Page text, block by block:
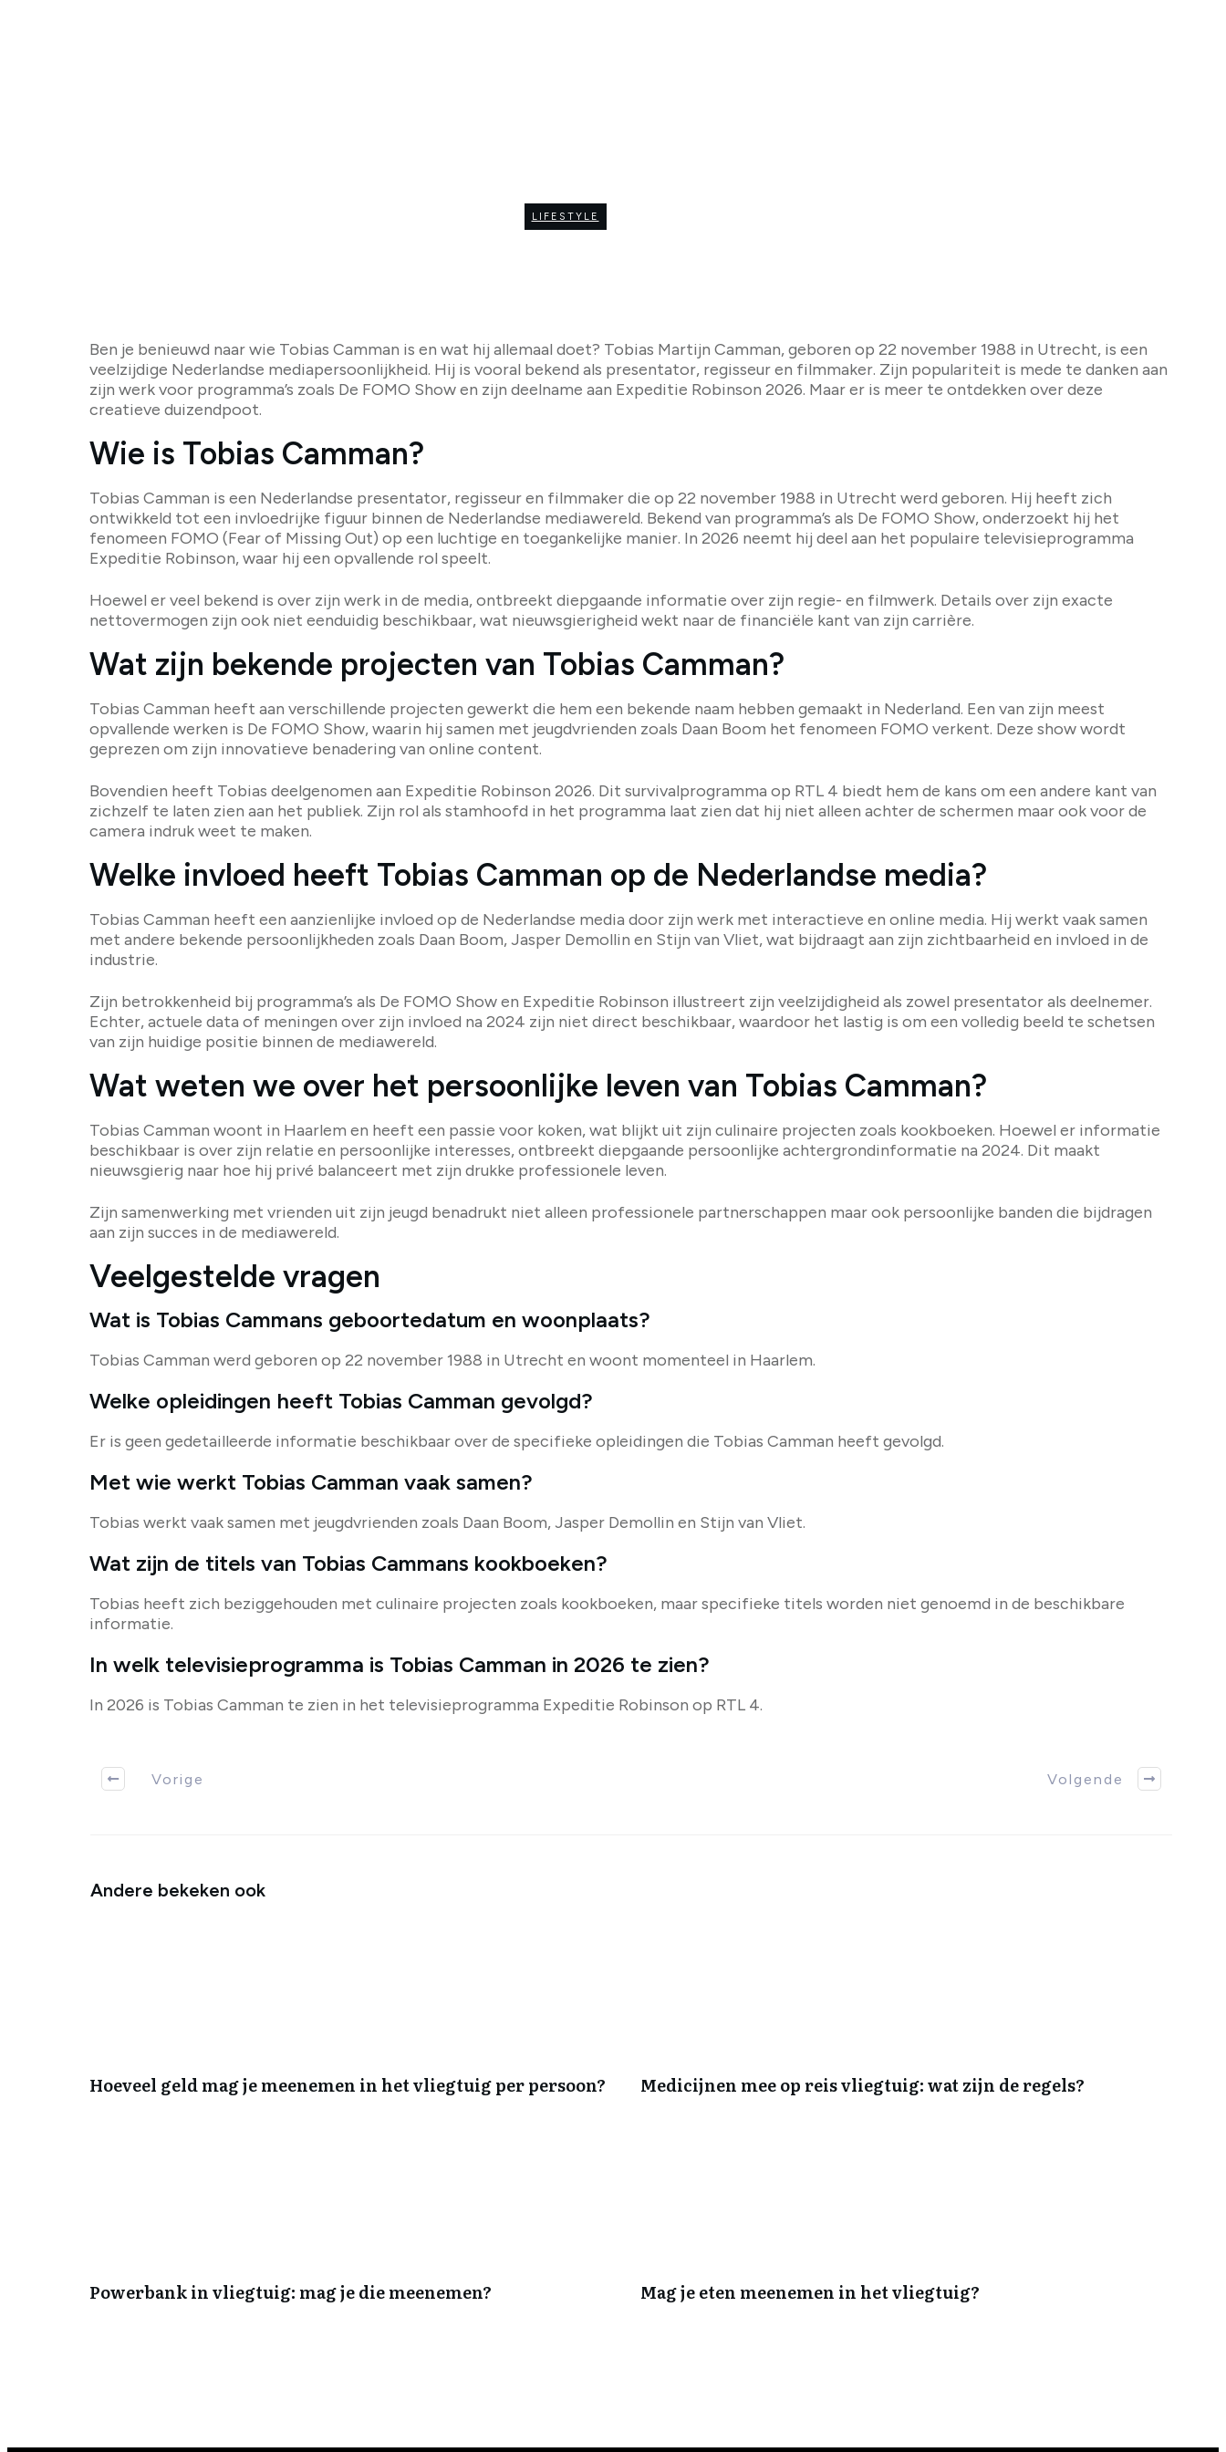
LIFESTYLE
Ben je benieuwd naar wie Tobias Camman is en wat hij allemaal doet? Tobias Martijn Camman, geboren op 22 november 1988 in Utrecht, is een
veelzijdige Nederlandse mediapersoonlijkheid. Hij is vooral bekend als presentator, regisseur en filmmaker. Zijn populariteit is mede te danken aan
zijn werk voor programma’s zoals De FOMO Show en zijn deelname aan Expeditie Robinson 2026. Maar er is meer te ontdekken over deze
creatieve duizendpoot.
Wie is Tobias Camman?
Tobias Camman is een Nederlandse presentator, regisseur en filmmaker die op 22 november 1988 in Utrecht werd geboren. Hij heeft zich
ontwikkeld tot een invloedrijke figuur binnen de Nederlandse mediawereld. Bekend van programma’s als De FOMO Show, onderzoekt hij het
fenomeen FOMO (Fear of Missing Out) op een luchtige en toegankelijke manier. In 2026 neemt hij deel aan het populaire televisieprogramma
Expeditie Robinson, waar hij een opvallende rol speelt.
Hoewel er veel bekend is over zijn werk in de media, ontbreekt diepgaande informatie over zijn regie- en filmwerk. Details over zijn exacte
nettovermogen zijn ook niet eenduidig beschikbaar, wat nieuwsgierigheid wekt naar de financiële kant van zijn carrière.
Wat zijn bekende projecten van Tobias Camman?
Tobias Camman heeft aan verschillende projecten gewerkt die hem een bekende naam hebben gemaakt in Nederland. Een van zijn meest
opvallende werken is De FOMO Show, waarin hij samen met jeugdvrienden zoals Daan Boom het fenomeen FOMO verkent. Deze show wordt
geprezen om zijn innovatieve benadering van online content.
Bovendien heeft Tobias deelgenomen aan Expeditie Robinson 2026. Dit survivalprogramma op RTL 4 biedt hem de kans om een andere kant van
zichzelf te laten zien aan het publiek. Zijn rol als stamhoofd in het programma laat zien dat hij niet alleen achter de schermen maar ook voor de
camera indruk weet te maken.
Welke invloed heeft Tobias Camman op de Nederlandse media?
Tobias Camman heeft een aanzienlijke invloed op de Nederlandse media door zijn werk met interactieve en online media. Hij werkt vaak samen
met andere bekende persoonlijkheden zoals Daan Boom, Jasper Demollin en Stijn van Vliet, wat bijdraagt aan zijn zichtbaarheid en invloed in de
industrie.
Zijn betrokkenheid bij programma’s als De FOMO Show en Expeditie Robinson illustreert zijn veelzijdigheid als zowel presentator als deelnemer.
Echter, actuele data of meningen over zijn invloed na 2024 zijn niet direct beschikbaar, waardoor het lastig is om een volledig beeld te schetsen
van zijn huidige positie binnen de mediawereld.
Wat weten we over het persoonlijke leven van Tobias Camman?
Tobias Camman woont in Haarlem en heeft een passie voor koken, wat blijkt uit zijn culinaire projecten zoals kookboeken. Hoewel er informatie
beschikbaar is over zijn relatie en persoonlijke interesses, ontbreekt diepgaande persoonlijke achtergrondinformatie na 2024. Dit maakt
nieuwsgierig naar hoe hij privé balanceert met zijn drukke professionele leven.
Zijn samenwerking met vrienden uit zijn jeugd benadrukt niet alleen professionele partnerschappen maar ook persoonlijke banden die bijdragen
aan zijn succes in de mediawereld.
Veelgestelde vragen
Wat is Tobias Cammans geboortedatum en woonplaats?
Tobias Camman werd geboren op 22 november 1988 in Utrecht en woont momenteel in Haarlem.
Welke opleidingen heeft Tobias Camman gevolgd?
Er is geen gedetailleerde informatie beschikbaar over de specifieke opleidingen die Tobias Camman heeft gevolgd.
Met wie werkt Tobias Camman vaak samen?
Tobias werkt vaak samen met jeugdvrienden zoals Daan Boom, Jasper Demollin en Stijn van Vliet.
Wat zijn de titels van Tobias Cammans kookboeken?
Tobias heeft zich beziggehouden met culinaire projecten zoals kookboeken, maar specifieke titels worden niet genoemd in de beschikbare
informatie.
In welk televisieprogramma is Tobias Camman in 2026 te zien?
In 2026 is Tobias Camman te zien in het televisieprogramma Expeditie Robinson op RTL 4.
Vorige Volgende
Andere bekeken ook
Hoeveel geld mag je meenemen in het vliegtuig per persoon? Medicijnen mee op reis vliegtuig: wat zijn de regels?
Powerbank in vliegtuig: mag je die meenemen? Mag je eten meenemen in het vliegtuig?